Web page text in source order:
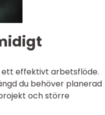
ett effektivt arbetsflöde.
du behöver planerad
och större